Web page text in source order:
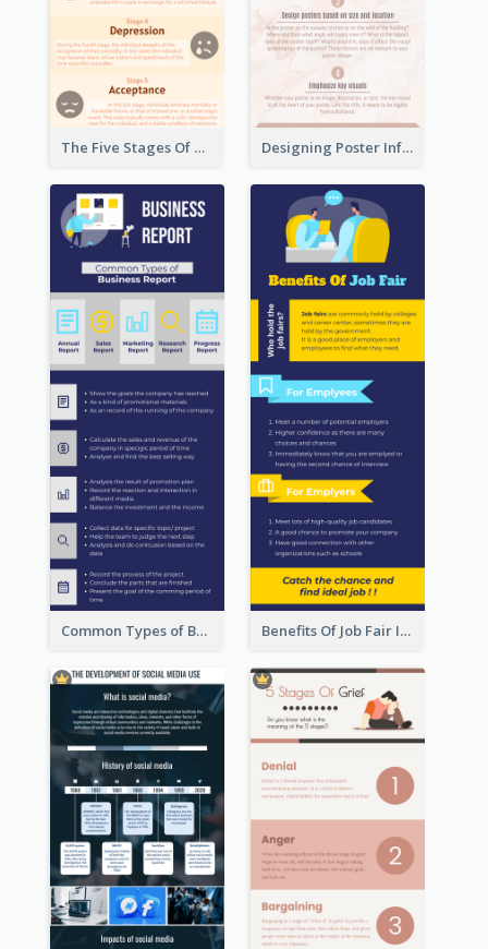
The Five Stages Of The Grief Model Infographic Designing Poster Infographic
Common Types of Business Report Infographic Benefits Of Job Fair Infographic